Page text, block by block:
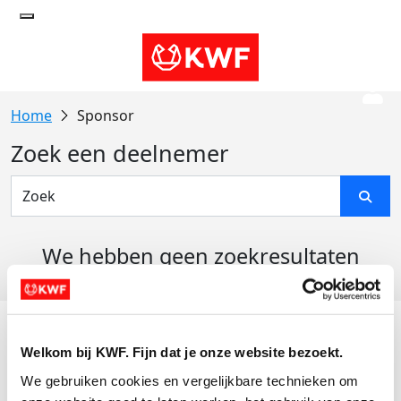
Welkom bij KWF. Fijn dat je onze website bezoekt.
We gebruiken cookies en vergelijkbare technieken om
Sponsor
Zoek een deelnemer
We hebben geen zoekresultaten
Actiematerialen
Evenementen